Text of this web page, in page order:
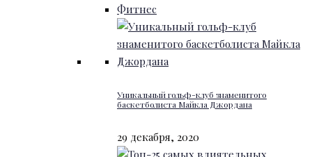
Фитнес
Уникальный гольф-клуб знаменитого
баскетболиста Майкла Джордана
29 декабря, 2020